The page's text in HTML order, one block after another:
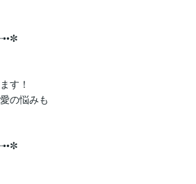
す！
の悩みも